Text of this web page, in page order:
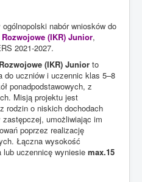
nabór wniosków do
(IKR) Junior,
2021-2027.
(IKR) Junior to
do uczniów i uczennic klas 5–8
ponadpodstawowych, z
Misją projektu jest
rodzin o niskich dochodach
umożliwiając im
poprzez realizację
Łączna wysokość
lub uczennicę wyniesie max.15